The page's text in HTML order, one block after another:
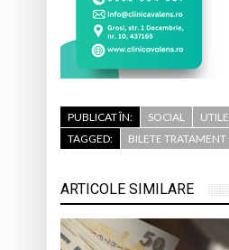
PUBLICAT ÎN: SOCIAL
UTILE
TAGGED:
BILETE TRATAMENT
ARTICOLE SIMILARE